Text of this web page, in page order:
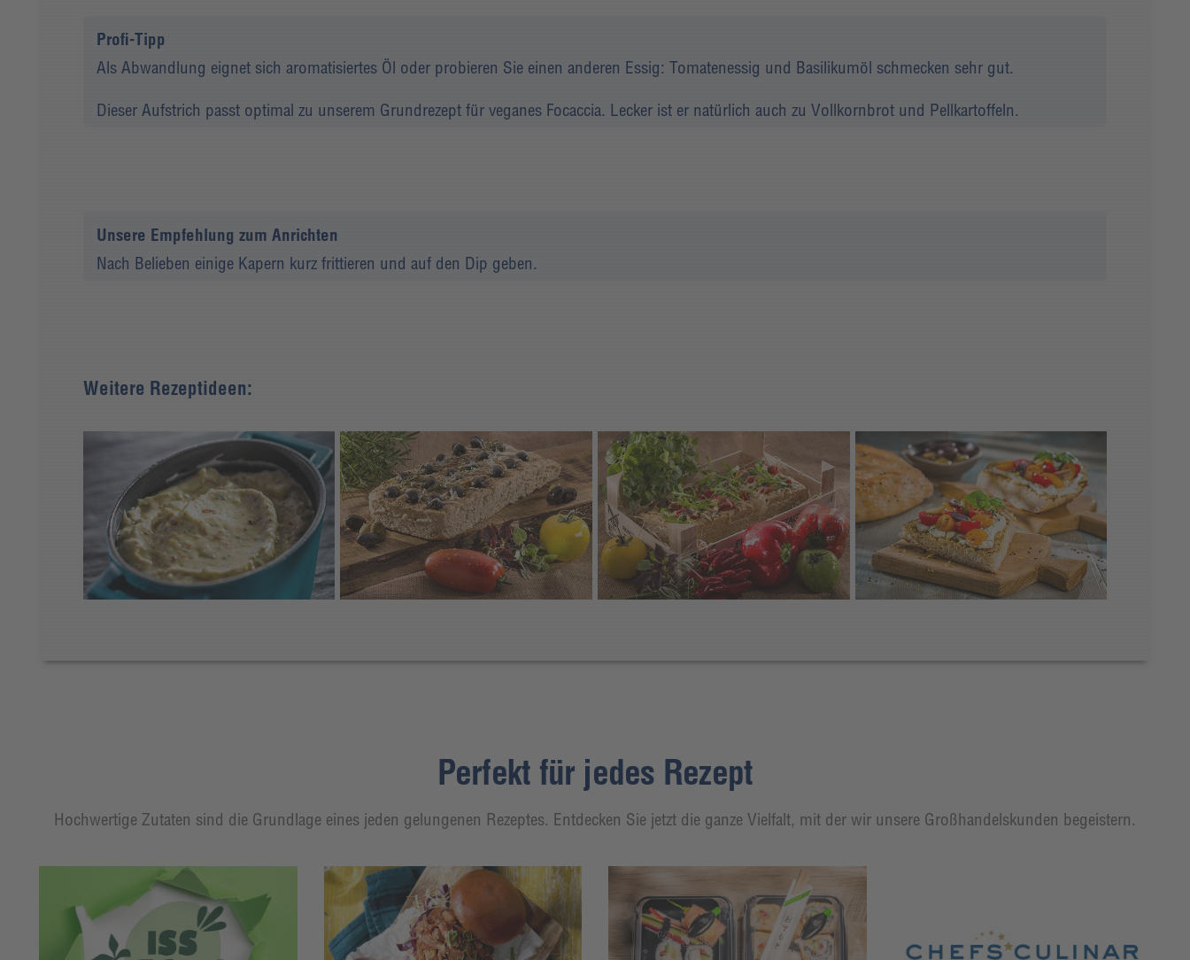
Profi-Tipp
Als Abwandlung eignet sich aromatisiertes Öl oder probieren Sie einen anderen Essig: Tomatenessig und Basilikumöl schmecken sehr gut.
Dieser Aufstrich passt optimal zu unserem Grundrezept für veganes Focaccia. Lecker ist er natürlich auch zu Vollkornbrot und Pellkartoffeln.
Unsere Empfehlung zum Anrichten
Nach Belieben einige Kapern kurz frittieren und auf den Dip geben.
Weitere Rezeptideen:
Perfekt für jedes Rezept
Hochwertige Zutaten sind die Grundlage eines jeden gelungenen Rezeptes. Entdecken Sie jetzt die ganze Vielfalt, mit der wir unsere Großhandelskunden begeistern.